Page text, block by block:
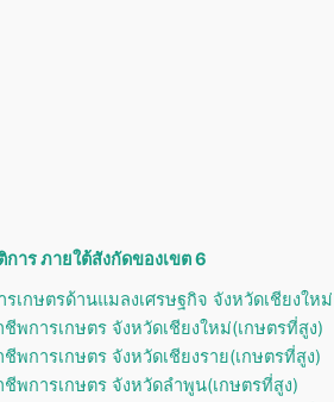
าร ภายใต้สังกัดของเขต 6
เกษตรด้านแมลงเศรษฐกิจ จังหวัดเชียงใหม่
การเกษตร จังหวัดเชียงใหม่(เกษตรที่สูง)
การเกษตร จังหวัดเชียงราย(เกษตรที่สูง)
พการเกษตร จังหวัดลำพูน(เกษตรที่สูง)